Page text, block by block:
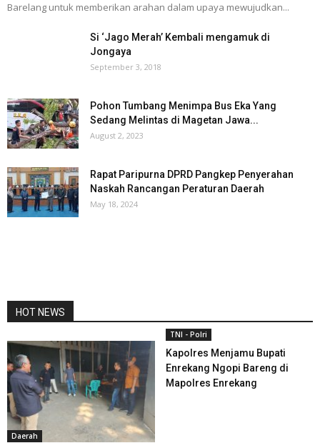
Barelang untuk memberikan arahan dalam upaya mewujudkan...
Si ‘Jago Merah’ Kembali mengamuk di
Jongaya
September 3, 2018
Pohon Tumbang Menimpa Bus Eka Yang
Sedang Melintas di Magetan Jawa...
August 2, 2023
Rapat Paripurna DPRD Pangkep Penyerahan
Naskah Rancangan Peraturan Daerah
May 18, 2024
HOT NEWS
Daerah
TNI - Polri
Kapolres Menjamu Bupati
Enrekang Ngopi Bareng di
Mapolres Enrekang